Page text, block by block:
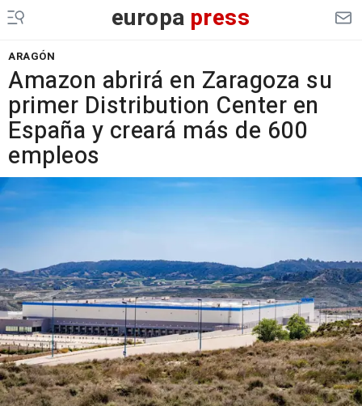
europa press
ARAGÓN
Amazon abrirá en Zaragoza su
primer Distribution Center en
España y creará más de 600
empleos